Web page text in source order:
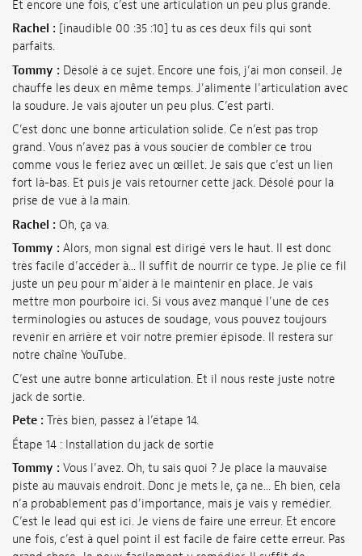
Et encore une fois, c’est une articulation un peu plus grande.
Rachel : [inaudible 00 :35 :10] tu as ces deux fils qui sont
parfaits.
Tommy : Désolé à ce sujet. Encore une fois, j’ai mon conseil. Je
chauffe les deux en même temps. J'alimente l'articulation avec
la soudure. Je vais ajouter un peu plus. C’est parti.
C’est donc une bonne articulation solide. Ce n’est pas trop
grand. Vous n’avez pas à vous soucier de combler ce trou
comme vous le feriez avec un œillet. Je sais que c’est un lien
fort là-bas. Et puis je vais retourner cette jack. Désolé pour la
prise de vue à la main.
Rachel : Oh, ça va.
Tommy : Alors, mon signal est dirigé vers le haut. Il est donc
très facile d’accéder à... Il suffit de nourrir ce type. Je plie ce fil
juste un peu pour m'aider à le maintenir en place. Je vais
mettre mon pourboire ici. Si vous avez manqué l’une de ces
terminologies ou astuces de soudage, vous pouvez toujours
revenir en arrière et voir notre premier épisode. Il restera sur
notre chaîne YouTube.
C’est une autre bonne articulation. Et il nous reste juste notre
jack de sortie.
Pete : Très bien, passez à l’étape 14.
Étape 14 : Installation du jack de sortie
Tommy : Vous l’avez. Oh, tu sais quoi ? Je place la mauvaise
piste au mauvais endroit. Donc je mets le, ça ne... Eh bien, cela
n’a probablement pas d’importance, mais je vais y remédier.
C’est le lead qui est ici. Je viens de faire une erreur. Et encore
une fois, c’est à quel point il est facile de faire cette erreur. Pas